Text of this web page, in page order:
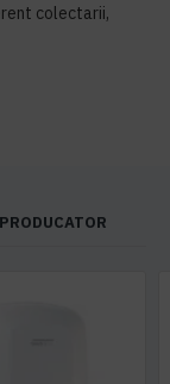
colectarii,